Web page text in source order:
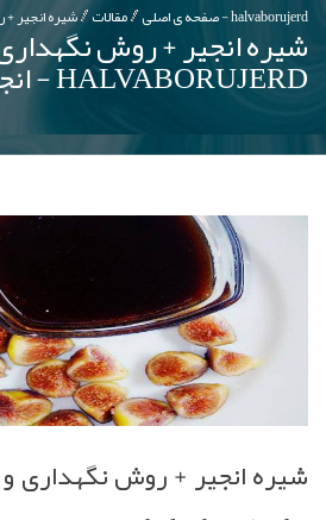
صفحه ی اصلی مقالات شیره انجیر + روش نگهداری و خواص شیره انجیر - halvaborujerd
شیره انجیر + روش
انجیر - HALVABORUJERD
شیره انجیر + روش نگهداری